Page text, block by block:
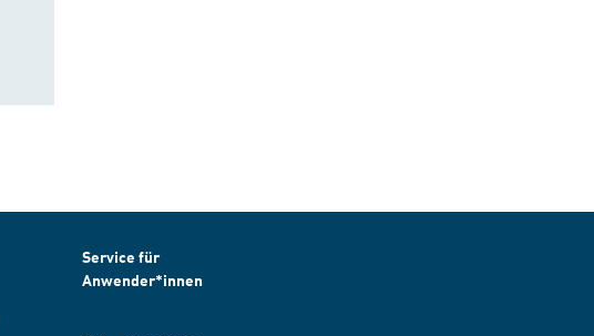
Service für
Anwender*innen